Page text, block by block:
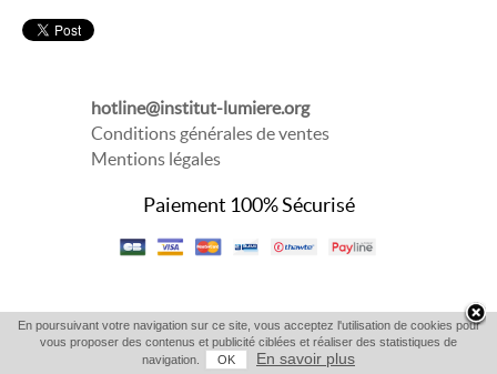
hotline@institut-lumiere.org
Conditions générales de ventes
Mentions légales
Paiement 100% Sécurisé
En poursuivant votre navigation sur ce site, vous acceptez l'utilisation de cookies pour
vous proposer des contenus et publicité ciblées et réaliser des statistiques de
navigation.
OK En savoir plus